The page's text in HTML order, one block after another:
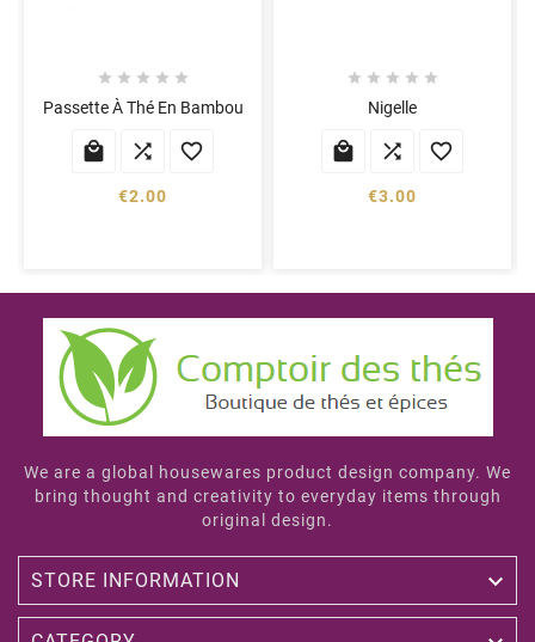
    
Passette À Thé En Bambou
  
€2.00
    
Nigelle
  
€3.00
We are a global housewares product design company. We
bring thought and creativity to everyday items through
original design.
STORE INFORMATION 